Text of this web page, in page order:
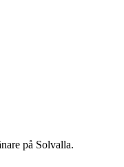
på Solvalla.